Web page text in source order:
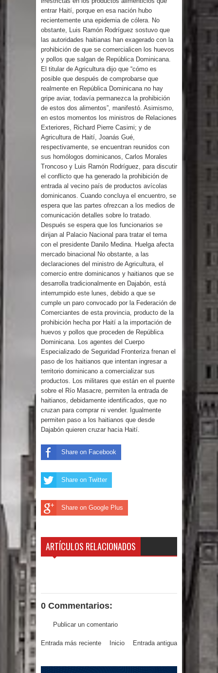
Humala queda en libertad tras la
anulación de condena de 15 años por
DIGEIG y Liga Municipal Dominicana
impulsan nuevas metas de
transparencia a través SISMAP
municipal
La Fiscalía de Bolivia ordena la
detención del expresidente Evo
Morales
Calor extremo para este jueves en
gran parte del territorio nacional
Miles de marroquíes cruzan la
frontera en masa para entrar a
España
TC declara inconstitucional decreto
sobre horarios de venta de alcohol
vigente desde 2006 y exige ley del
Congreso
Presidente LMD Víctor D´Aza
supervisa obra relleno sanitario y se
reúne con alcalde San Cristóbal
Un lunes trágico deja seis jóvenes
muertos
terremoto de magnitud 7,1 en Japón
Poder Ejecutivo promulga
modificaciones al nuevo Código Penal
entrar Haití, porque en esa nación hubo
recientemente una epidemia de cólera. No
obstante, Luis Ramón Rodríguez sostuvo que
las autoridades haitianas han exagerado con la
prohibición de que se comercialicen los huevos
y pollos que salgan de República Dominicana.
El titular de Agricultura dijo que “cómo es
posible que después de comprobarse que
realmente en República Dominicana no hay
gripe aviar, todavía permanezca la prohibición
de estos dos alimentos”, manifestó. Asimismo,
en estos momentos los ministros de Relaciones
Exteriores, Richard Pierre Casimi; y de
Agricultura de Haití, Joanás Gué,
respectivamente, se encuentran reunidos con
sus homólogos dominicanos, Carlos Morales
Troncoso y Luis Ramón Rodríguez, para discutir
el conflicto que ha generado la prohibición de
entrada al vecino país de productos avícolas
dominicanos. Cuando concluya el encuentro, se
espera que las partes ofrezcan a los medios de
comunicación detalles sobre lo tratado.
Después se espera que los funcionarios se
dirijan al Palacio Nacional para tratar el tema
con el presidente Danilo Medina. Huelga afecta
mercado binacional No obstante, a las
declaraciones del ministro de Agricultura, el
comercio entre dominicanos y haitianos que se
desarrolla tradicionalmente en Dajabón, está
interrumpido este lunes, debido a que se
cumple un paro convocado por la Federación de
Comerciantes de esta provincia, producto de la
prohibición hecha por Haití a la importación de
huevos y pollos que proceden de República
Dominicana. Los agentes del Cuerpo
Especializado de Seguridad Fronteriza frenan el
paso de los haitianos que intentan ingresar a
territorio dominicano a comercializar sus
productos. Los militares que están en el puente
sobre el Río Masacre, permiten la entrada de
haitianos, debidamente identificados, que no
cruzan para comprar ni vender. Igualmente
permiten paso a los haitianos que desde
Dajabón quieren cruzar hacia Haití.
Share on Facebook
Share on Twitter
Share on Google Plus
ARTÍCULOS RELACIONADOS
0 Commentarios:
Publicar un comentario
Entrada más reciente Entrada antigua
Inicio